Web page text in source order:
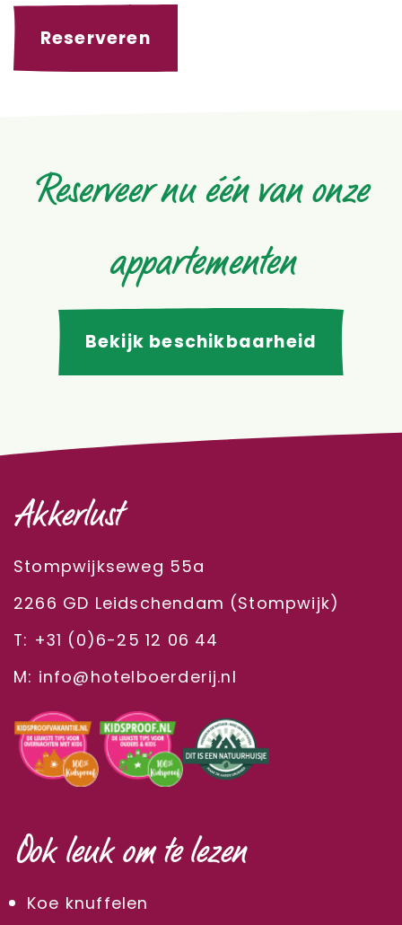
Reserveren
Reserveer nu één van onze
appartementen
Bekijk beschikbaarheid
Akkerlust
Stompwijkseweg 55a
2266 GD Leidschendam (Stompwijk)
T: +31 (0)6-25 12 06 44
M: info@hotelboerderij.nl
Ook leuk om te lezen
Koe knuffelen